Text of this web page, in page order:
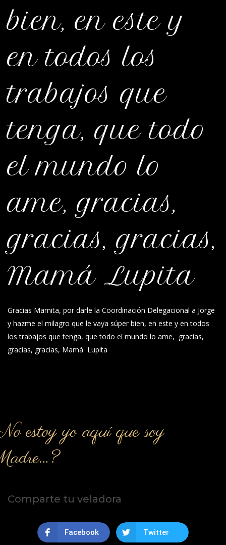
bien, en este y
en todos los
trabajos que
tenga, que todo
el mundo lo
ame, gracias,
gracias, gracias,
Mamá Lupita
Gracias Mamita, por darle la Coordinación Delegacional a Jorge
y hazme el milagro que le vaya súper bien, en este y en todos
los trabajos que tenga, que todo el mundo lo ame, gracias,
gracias, gracias, Mamá Lupita
estoy yo aquí que soy
Comparte tu veladora
Facebook Twitter